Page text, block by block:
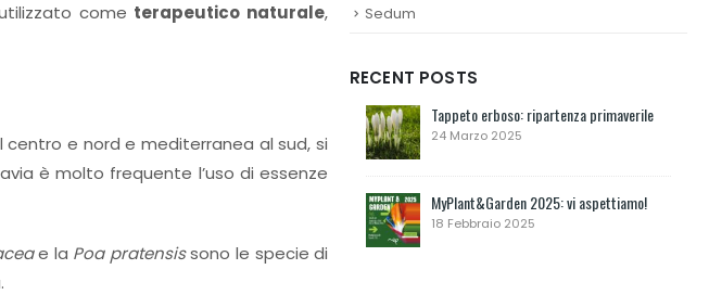
come terapeutico naturale,
e nord e mediterranea al sud, si
è molto frequente l’uso di essenze
e la Poa pratensissono le specie di
Sedum
RECENT POSTS
Tappeto erboso: ripartenza primaverile
24 Marzo 2025
MyPlant&Garden 2025: vi aspettiamo!
18 Febbraio 2025